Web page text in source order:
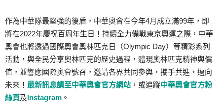
作為中華隊最堅強的後盾，中華奧會在今年4月成立滿99年，即
將在2022年慶祝百周年生日！持續全力備戰東京奧運之際，中華
奧會也將透過國際奧會奧林匹克日（Olympic Day）等精彩系列
活動，與全民分享奧林匹克的歷史過程，體現奧林匹克精神與價
值，並響應國際奧會號召，邀請各界共同參與，攜手共進，邁向
未來！ 最新訊息請至中華奧會官方網站 ，或追蹤中華奧會官方粉
絲頁及Instagram 。